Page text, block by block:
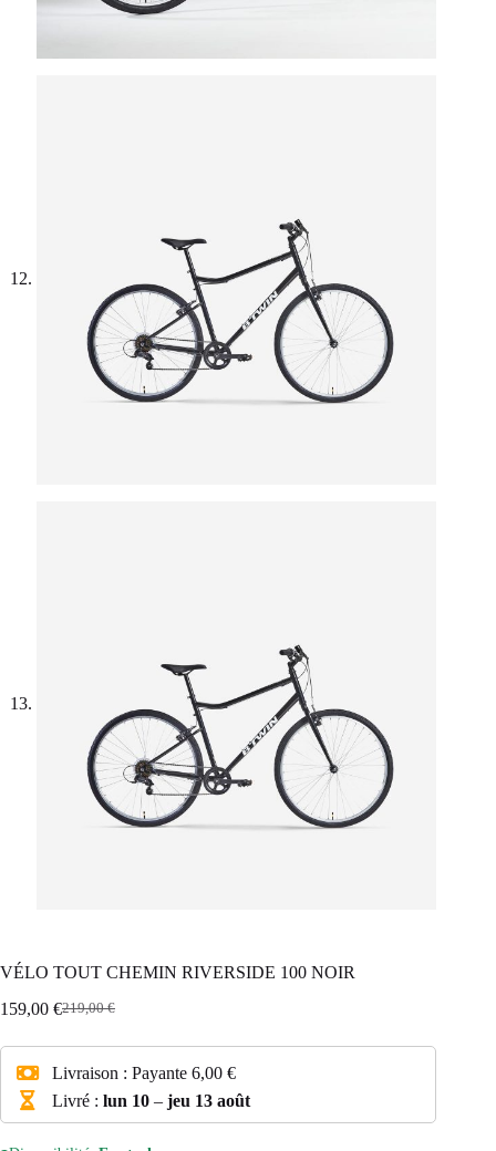
VÉLO TOUT CHEMIN RIVERSIDE 100 NOIR
219,00€
Le
était :
219,00 €.
159,00 €Le
est :
159,00 €.
Livraison : Payante 6,00 €
Livré : lun 10 – jeu 13 août